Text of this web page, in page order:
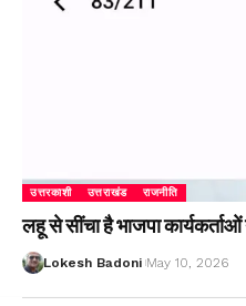
उत्तरकाशी उत्तराखंड राजनीति
लहू से सींचा है भाजपा
Lokesh Badoni May 10, 2026